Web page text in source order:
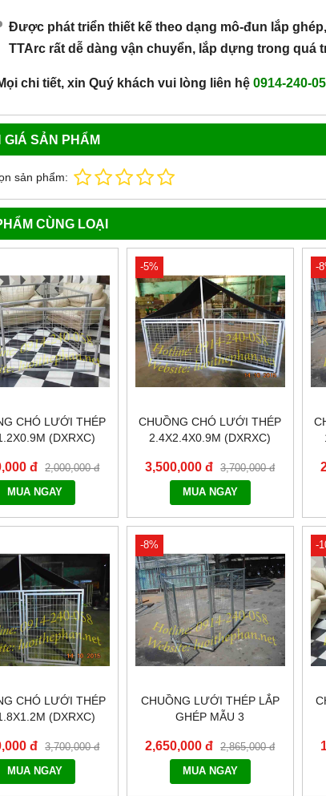
Được phát triển thiết kế theo dạng mô-đun lắp
TTArc rất dễ dàng vận chuyển, lắp dựng trong
chi tiết, xin Quý khách vui lòng liên hệ 0914-240-
SẢN PHẨM
sản phẩm:
CÙNG LOẠI
CHÓ LƯỚI THÉP
(DXRXC)
đ 2,000,000 đ
MUA NGAY
-5%
CHUỒNG CHÓ LƯỚI THÉP
2.4X2.4X0.9M (DXRXC)
3,500,000 đ 3,700,000 đ
MUA NGAY
-
CHÓ LƯỚI THÉP
(DXRXC)
đ 3,700,000 đ
MUA NGAY
-8%
CHUỒNG LƯỚI THÉP LẮP
GHÉP MẪU 3
2,650,000 đ 2,865,000 đ
MUA NGAY
-